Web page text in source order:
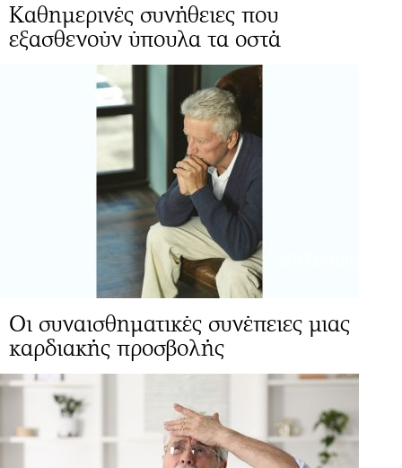
Καθημερινές συνήθειες που
εξασθενούν ύπουλα τα οστά
Οι συναισθηματικές συνέπειες μιας
καρδιακής προσβολής